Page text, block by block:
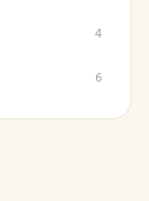
4
6